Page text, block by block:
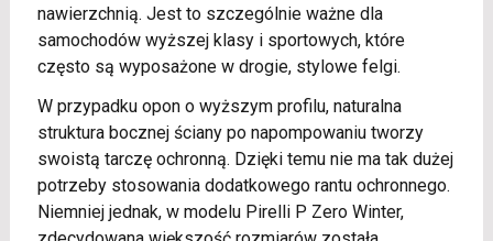
nawierzchnią. Jest to szczególnie ważne dla
samochodów wyższej klasy i sportowych, które
często są wyposażone w drogie, stylowe felgi.
W przypadku opon o wyższym profilu, naturalna
struktura bocznej ściany po napompowaniu tworzy
swoistą tarczę ochronną. Dzięki temu nie ma tak dużej
potrzeby stosowania dodatkowego rantu ochronnego.
Niemniej jednak, w modelu Pirelli P Zero Winter,